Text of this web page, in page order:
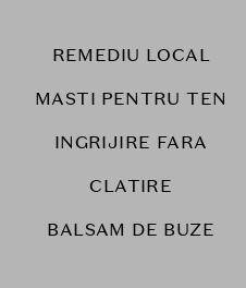
REMEDIU LOCAL
MASTI PENTRU TEN
INGRIJIRE FARA
CLATIRE
BALSAM DE BUZE